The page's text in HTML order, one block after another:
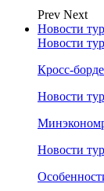
Prev Next
Новости
Новости
Кросс-
Новости
Новости